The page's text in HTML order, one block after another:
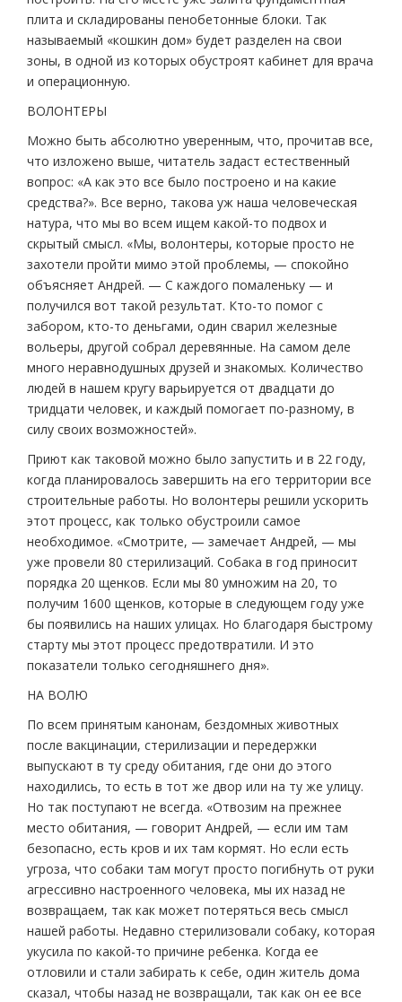
плита и складированы пенобетонные блоки. Так
называемый «кошкин дом» будет разделен на свои
зоны, в одной из которых обустроят кабинет для врача
и операционную.
ВОЛОНТЕРЫ
Можно быть абсолютно уверенным, что, прочитав все,
что изложено выше, читатель задаст естественный
вопрос: «А как это все было построено и на какие
средства?». Все верно, такова уж наша человеческая
натура, что мы во всем ищем какой-то подвох и
скрытый смысл. «Мы, волонтеры, которые просто не
захотели пройти мимо этой проблемы, — спокойно
объясняет Андрей. — С каждого помаленьку — и
получился вот такой результат. Кто-то помог с
забором, кто-то деньгами, один сварил железные
вольеры, другой собрал деревянные. На самом деле
много неравнодушных друзей и знакомых. Количество
людей в нашем кругу варьируется от двадцати до
тридцати человек, и каждый помогает по-разному, в
силу своих возможностей».
Приют как таковой можно было запустить и в 22 году,
когда планировалось завершить на его территории все
строительные работы. Но волонтеры решили ускорить
этот процесс, как только обустроили самое
необходимое. «Смотрите, — замечает Андрей, — мы
уже провели 80 стерилизаций. Собака в год приносит
порядка 20 щенков. Если мы 80 умножим на 20, то
получим 1600 щенков, которые в следующем году уже
бы появились на наших улицах. Но благодаря быстрому
старту мы этот процесс предотвратили. И это
показатели только сегодняшнего дня».
НА ВОЛЮ
По всем принятым канонам, бездомных животных
после вакцинации, стерилизации и передержки
выпускают в ту среду обитания, где они до этого
находились, то есть в тот же двор или на ту же улицу.
Но так поступают не всегда. «Отвозим на прежнее
место обитания, — говорит Андрей, — если им там
безопасно, есть кров и их там кормят. Но если есть
угроза, что собаки там могут просто погибнуть от руки
агрессивно настроенного человека, мы их назад не
возвращаем, так как может потеряться весь смысл
нашей работы. Недавно стерилизовали собаку, которая
укусила по какой-то причине ребенка. Когда ее
отловили и стали забирать к себе, один житель дома
сказал, чтобы назад не возвращали, так как он ее все